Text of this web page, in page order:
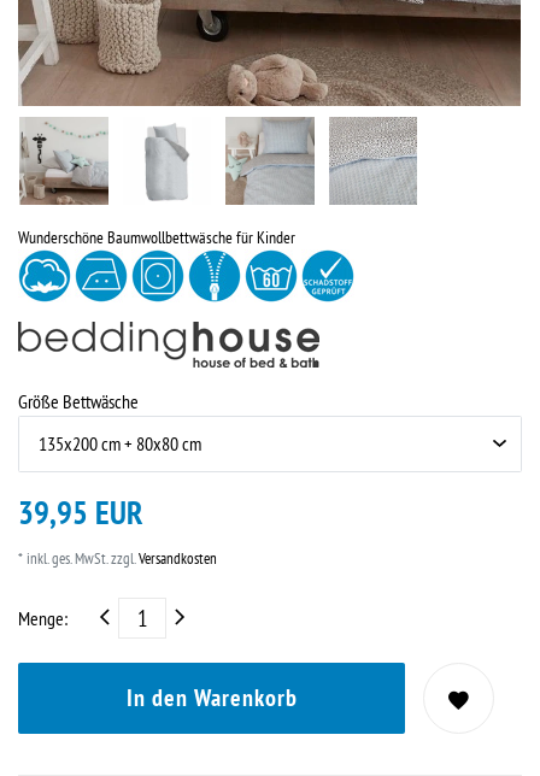
Wunderschöne Baumwollbettwäsche für Kinder
Größe Bettwäsche
39,95 EUR
* inkl. ges. MwSt. zzgl.Versandkosten
Menge:
In den Warenkorb